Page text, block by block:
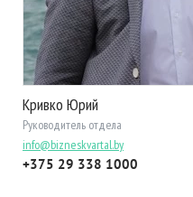
Кривко Юрий
Руководитель отдела
info@bizneskvartal.by
+375 29 338 1000